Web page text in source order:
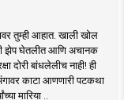
तुम्ही आहात. खाली खोल
झेप घेतलीत आणि अचानक
दोरी बांधलेलीच नाही! ही
काटा आणणारी पटकथा
मारिया ..